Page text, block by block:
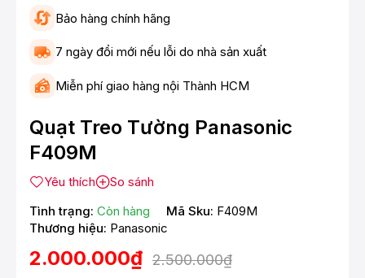
Bảo hàng chính hãng
7 ngày đổi mới nếu lỗi do nhà sản xuất
Miễn phí giao hàng nội Thành HCM
Quạt Treo Tường Panasonic
F409M
Yêu thích
So sánh
Tình trạng: Còn hàng Mã Sku: F409M
Thương hiệu: Panasonic
2.000.000₫ 2.500.000₫